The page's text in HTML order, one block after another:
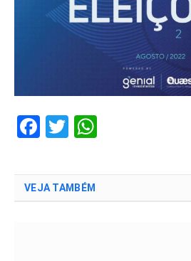
Facebook
Twitter
VEJA TAMBÉM